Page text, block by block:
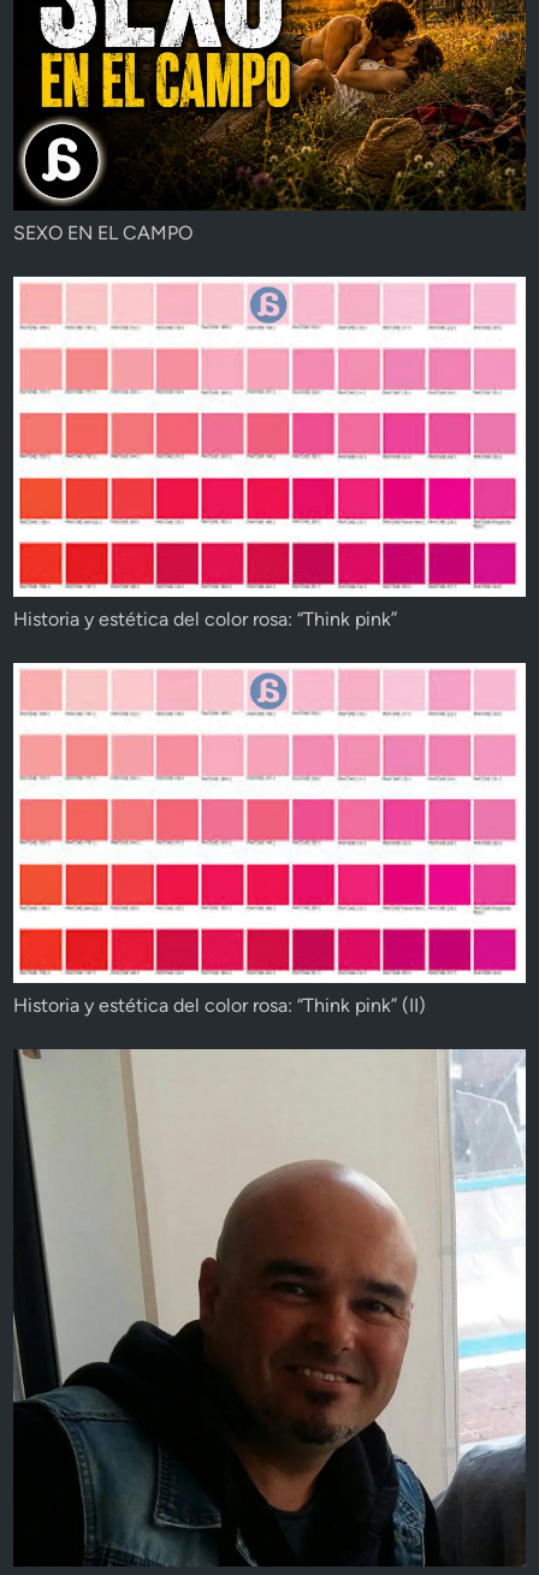
SEXO EN EL CAMPO
Historia y estética del color rosa: “Think pink”
Historia y estética del color rosa: “Think pink” (II)